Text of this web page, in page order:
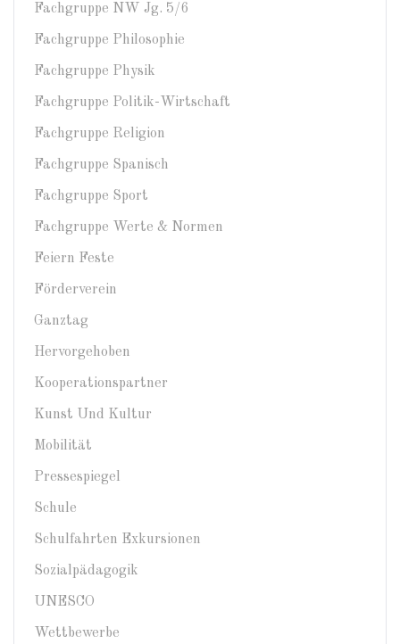
Fachgruppe NW Jg. 5/6
Fachgruppe Philosophie
Fachgruppe Physik
Fachgruppe Politik-Wirtschaft
Fachgruppe Religion
Fachgruppe Spanisch
Fachgruppe Sport
Fachgruppe Werte & Normen
Feiern Feste
Förderverein
Ganztag
Hervorgehoben
Kooperationspartner
Kunst Und Kultur
Mobilität
Pressespiegel
Schule
Schulfahrten Exkursionen
Sozialpädagogik
UNESCO
Wettbewerbe